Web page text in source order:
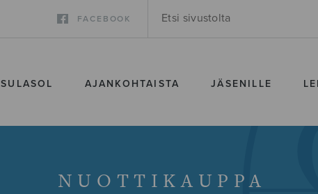
FACEBOOK
SULASOL AJANKOHTAISTA JÄSENILLE
NUOTTIKAUPPA